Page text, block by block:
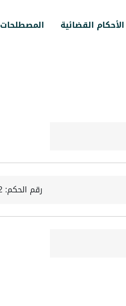
الأحكام القضائية المصطلحات
رقم الحكم: 4530019782